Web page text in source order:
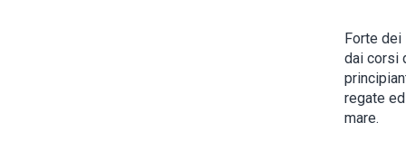
Forte
dai corsi
regate
mare.